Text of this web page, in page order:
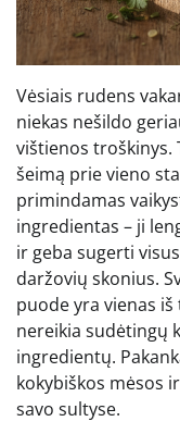
Vėsiais rudens
niekas nešildo
vištienos troškinys.
šeimą prie vieno
primindamas
ingredientas – ji
ir geba sugerti
daržovių skonius.
puode yra vienas
nereikia sudėtingų
ingredientų.
kokybiškos mėsos
savo sultyse.